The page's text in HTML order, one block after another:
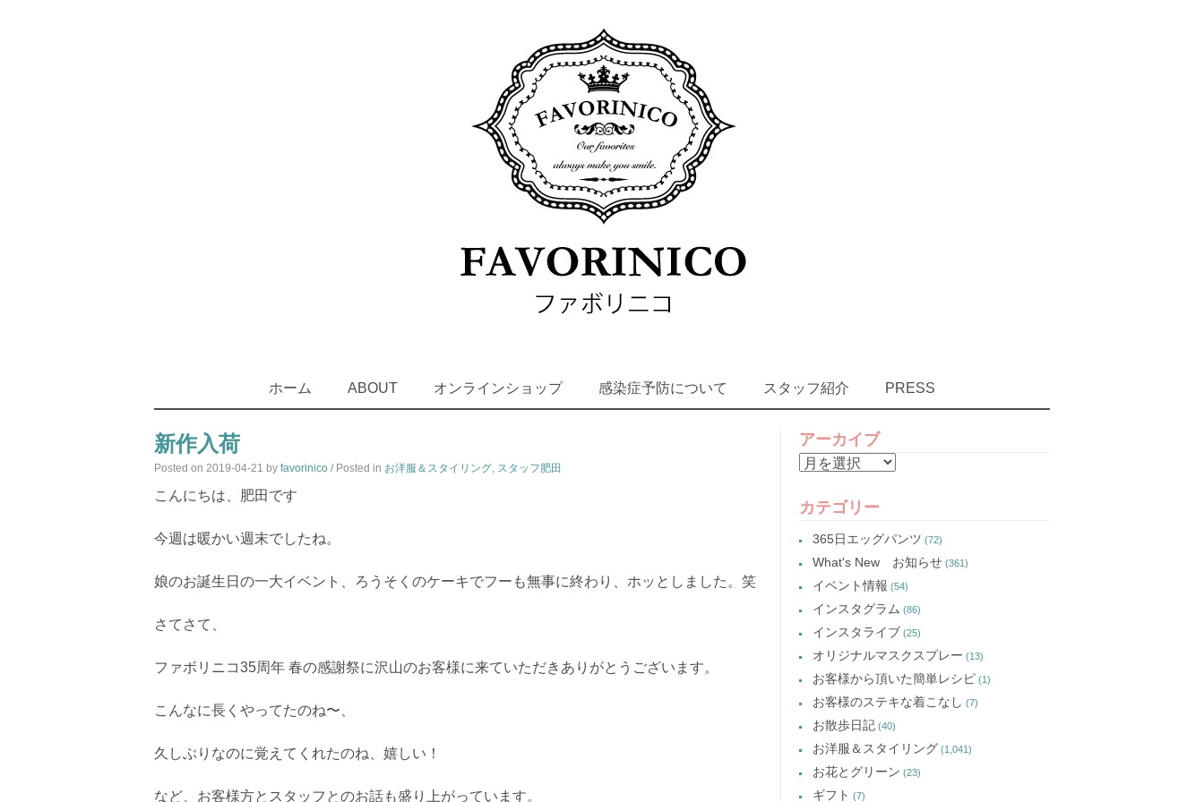
SKIP
TO
ホーム ABOUT オンラインショップ 感染症予防について スタッフ紹介 PRESS
新作入荷
Posted on 2019-04-21 by favorinico / Posted in お洋服＆スタイリング, スタッフ肥田
こんにちは、肥田です
今週は暖かい週末でしたね。
娘のお誕生日の一大イベント、ろうそくのケーキでフーも無事に終わり、ホッとしました。笑
さてさて、
ファボリニコ35周年 春の感謝祭に沢山のお客様に来ていただきありがとうございます。
こんなに長くやってたのね〜、
久しぶりなのに覚えてくれたのね、嬉しい！
など、お客様方とスタッフとのお話も盛り上がっています。
アーカイブ
ア
カ
カテゴリー
365日エッグパンツ (72)
What's New お知らせ (361)
イベント情報 (54)
インスタグラム (86)
インスタライブ (25)
オリジナルマスクスプレー (13)
お客様から頂いた簡単レシピ (1)
お客様のステキな着こなし (7)
お散歩日記 (40)
お洋服＆スタイリング (1,041)
お花とグリーン (23)
ギフト (7)